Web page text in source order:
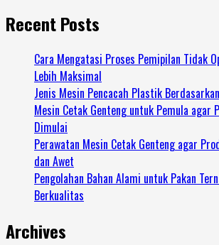
Recent Posts
Cara Mengatasi Proses Pemipilan Tidak
Lebih Maksimal
Jenis Mesin Pencacah Plastik
Mesin Cetak Genteng untuk Pemula agar
Dimulai
Perawatan Mesin Cetak Genteng agar
dan Awet
Pengolahan Bahan Alami untuk Pakan
Berkualitas
Archives